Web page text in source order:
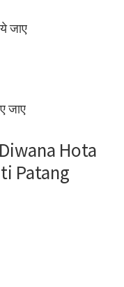
जाए
जाए
Diwana Hota
Patang